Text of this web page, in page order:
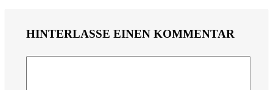
HINTERLASSE EINEN KOMMENTAR